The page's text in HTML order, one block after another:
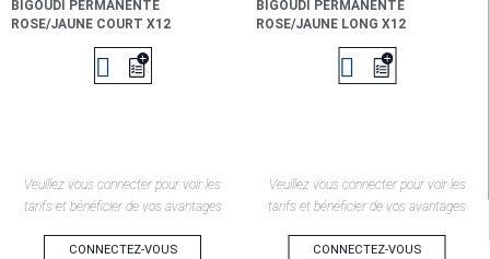
BIGOUDI PERMANENTE
ROSE/JAUNE COURT X12

Veuillez vous connecter pour voir les
tarifs et bénéficier de vos avantages
CONNECTEZ-VOUS
BIGOUDI PERMANENTE
ROSE/JAUNE LONG X12

Veuillez vous connecter pour voir les
tarifs et bénéficier de vos avantages
CONNECTEZ-VOUS